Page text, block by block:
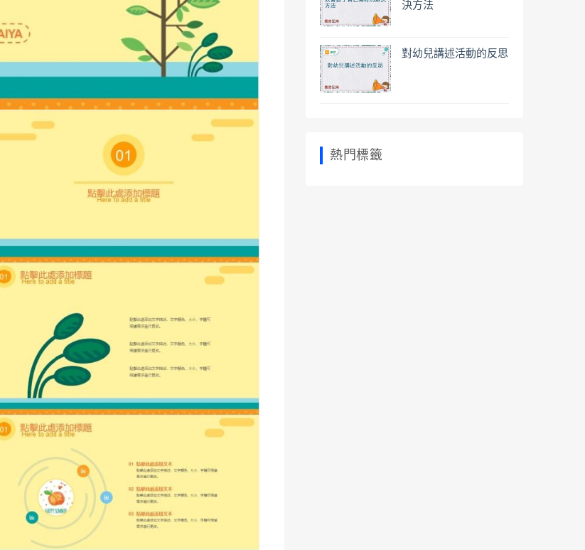
決方法
對幼兒講述活動的反思
熱門標籤